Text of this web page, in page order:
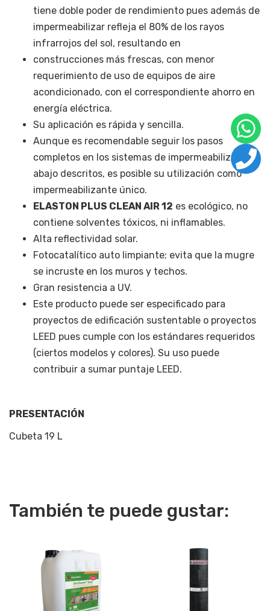
tiene doble poder de rendimiento pues además de
impermeabilizar refleja el 80% de los rayos
infrarrojos del sol, resultando en
construcciones más frescas, con menor
requerimiento de uso de equipos de aire
acondicionado, con el correspondiente ahorro en
energía eléctrica.
Su aplicación es rápida y sencilla.
Aunque es recomendable seguir los pasos
completos en los sistemas de impermeabilización
abajo descritos, es posible su utilización como
impermeabilizante único.
ELASTON PLUS CLEAN AIR 12 es ecológico, no
contiene solventes tóxicos, ni inflamables.
Alta reflectividad solar.
Fotocatalítico auto limpiante; evita que la mugre
se incruste en los muros y techos.
Gran resistencia a UV.
Este producto puede ser especificado para
proyectos de edificación sustentable o proyectos
LEED pues cumple con los estándares requeridos
(ciertos modelos y colores). Su uso puede
contribuir a sumar puntaje LEED.
PRESENTACIÓN
Cubeta 19 L
También te puede gustar: